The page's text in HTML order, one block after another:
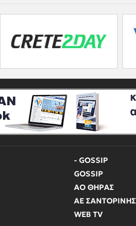
- GOSSIP
GOSSIP
ΑΟ ΘΗΡΑΣ
ΑΕ ΣΑΝΤΟΡΙΝΗΣ
WEB TV